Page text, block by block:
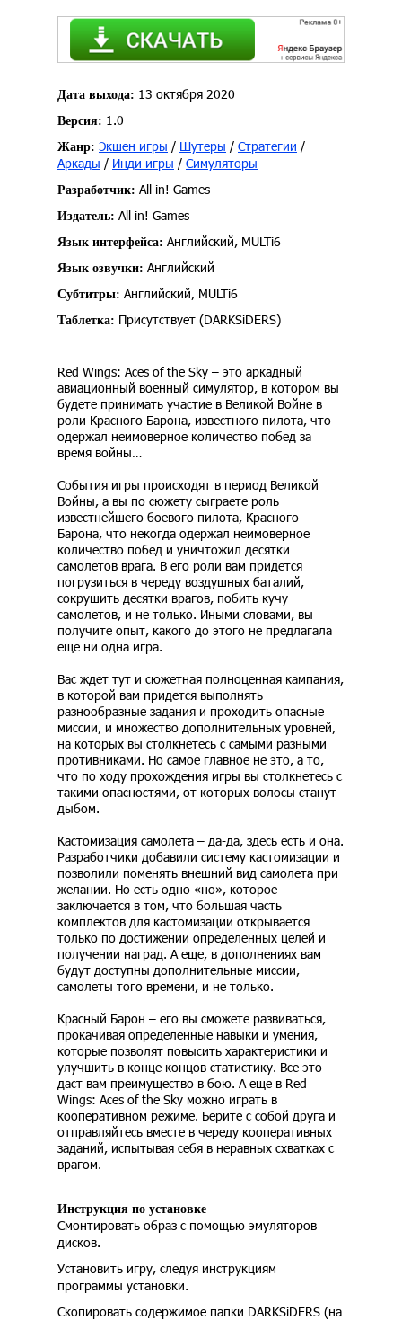
Дата выхода: 13 октября 2020
Версия: 1.0
Жанр: Экшен игры / Шутеры / Стратегии /
Аркады / Инди игры / Симуляторы
Разработчик: All in! Games
Издатель: All in! Games
Язык интерфейса: Английский, MULTi6
Язык озвучки: Английский
Субтитры: Английский, MULTi6
Таблетка: Присутствует (DARKSiDERS)
Red Wings: Aces of the Sky – это аркадный
авиационный военный симулятор, в котором вы
будете принимать участие в Великой Войне в
роли Красного Барона, известного пилота, что
одержал неимоверное количество побед за
время войны…
События игры происходят в период Великой
Войны, а вы по сюжету сыграете роль
известнейшего боевого пилота, Красного
Барона, что некогда одержал неимоверное
количество побед и уничтожил десятки
самолетов врага. В его роли вам придется
погрузиться в череду воздушных баталий,
сокрушить десятки врагов, побить кучу
самолетов, и не только. Иными словами, вы
получите опыт, какого до этого не предлагала
еще ни одна игра.
Вас ждет тут и сюжетная полноценная кампания,
в которой вам придется выполнять
разнообразные задания и проходить опасные
миссии, и множество дополнительных уровней,
на которых вы столкнетесь с самыми разными
противниками. Но самое главное не это, а то,
что по ходу прохождения игры вы столкнетесь с
такими опасностями, от которых волосы станут
дыбом.
Кастомизация самолета – да-да, здесь есть и она.
Разработчики добавили систему кастомизации и
позволили поменять внешний вид самолета при
желании. Но есть одно «но», которое
заключается в том, что большая часть
комплектов для кастомизации открывается
только по достижении определенных целей и
получении наград. А еще, в дополнениях вам
будут доступны дополнительные миссии,
самолеты того времени, и не только.
Красный Барон – его вы сможете развиваться,
прокачивая определенные навыки и умения,
которые позволят повысить характеристики и
улучшить в конце концов статистику. Все это
даст вам преимущество в бою. А еще в Red
Wings: Aces of the Sky можно играть в
кооперативном режиме. Берите с собой друга и
отправляйтесь вместе в череду кооперативных
заданий, испытывая себя в неравных схватках с
врагом.
Инструкция по установке
Смонтировать образ с помощью эмуляторов
дисков.
Установить игру, следуя инструкциям
программы установки.
Скопировать содержимое папки DARKSiDERS (на